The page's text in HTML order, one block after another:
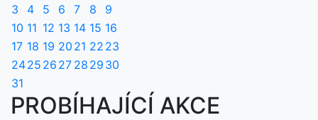
3
4 5 6 7 8
9
10 11 12 13 14 15 16
17 18 19 20 21 22 23
2425 26 27 28 29 30
31
PROBÍHAJÍCÍ AKCE